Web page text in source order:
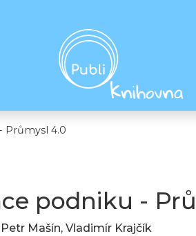
Průmysl 4.0
podniku -
Petr Mašín, Vladimír Krajčík